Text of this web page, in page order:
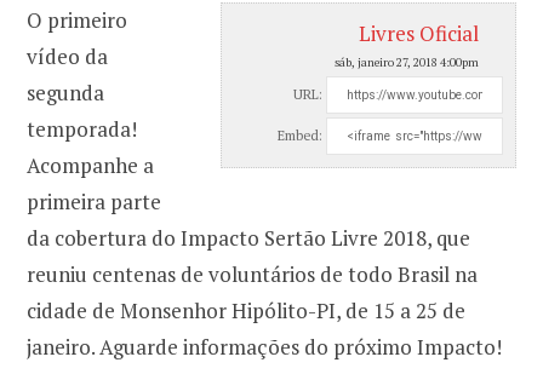
Livres Oficial
sáb, janeiro 27, 2018 4:00pm
URL:
Embed:
O primeiro
vídeo da
segunda
temporada!
Acompanhe a
primeira parte
da cobertura do Impacto Sertão Livre 2018, que
reuniu centenas de voluntários de todo Brasil na
cidade de Monsenhor Hipólito-PI, de 15 a 25 de
janeiro. Aguarde informações do próximo Impacto!